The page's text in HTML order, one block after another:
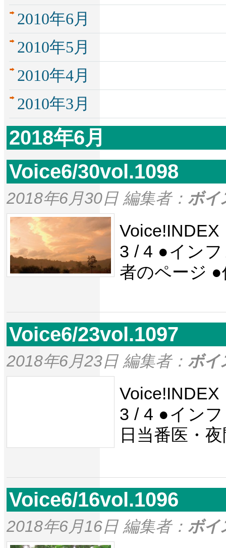
2010年6月
2010年5月
2010年4月
2010年3月
2018年6月
Voice6/30vol.1098
2018年6月30日 編集者： ボイ
3 / 4 ●イン
者のページ
Voice6/23vol.1097
2018年6月23日 編集者： ボイ
3 / 4 ●イン
日当番医・
Voice6/16vol.1096
2018年6月16日 編集者： ボイ